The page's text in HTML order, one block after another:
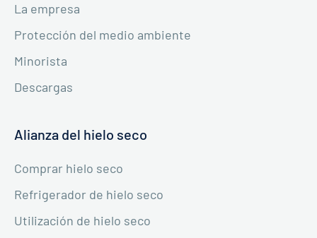
La empresa
Protección del medio ambiente
Minorista
Descargas
Alianza del hielo seco
Comprar hielo seco
Refrigerador de hielo seco
Utilización de hielo seco